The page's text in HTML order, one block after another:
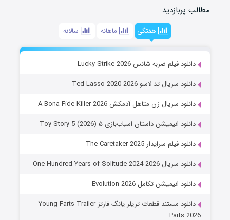
مطالب پربازدید
هفتگی ماهانه سالانه
دانلود فیلم ضربه شانس Lucky Strike 2026
دانلود سریال تد لاسو Ted Lasso 2020-2026
دانلود سریال زن متاهل آدمکش A Bona Fide Killer 2026
دانلود انیمیشن داستان اسباب‌بازی ۵ Toy Story 5 (2026)
دانلود فیلم سرایدار The Caretaker 2025
دانلود سریال One Hundred Years of Solitude 2024-2026
دانلود انیمیشن تکامل Evolution 2026
دانلود مستند قطعات تریلر یانگ فارتز Young Farts Trailer
Parts 2026